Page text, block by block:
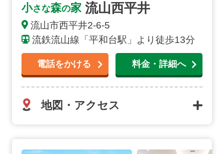
小さな森の家 流山西平井
流山市西平井2-6-5
流鉄流山線「平和台駅」より徒歩13分
電話をかける 料金・詳細へ
地図・アクセス